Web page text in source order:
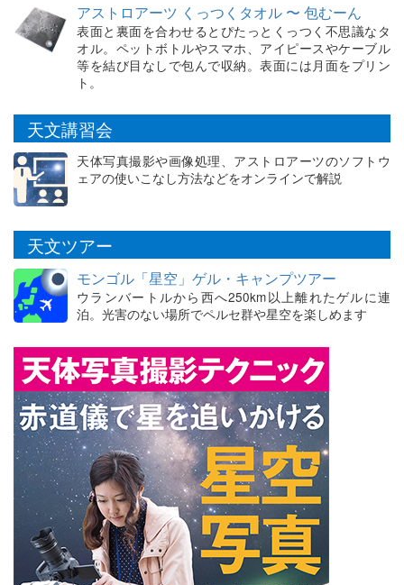
アストロアーツ くっつくタオル 〜 包むーん
表面と裏面を合わせるとぴたっとくっつく不思議なタ
オル。ペットボトルやスマホ、アイピースやケーブル
等を結び目なしで包んで収納。表面には月面をプリン
ト。
天文講習会
天体写真撮影や画像処理、アストロアーツのソフトウ
ェアの使いこなし方法などをオンラインで解説
天文ツアー
モンゴル「星空」ゲル・キャンプツアー
ウランバートルから西へ250km以上離れたゲルに連
泊。光害のない場所でペルセ群や星空を楽しめます